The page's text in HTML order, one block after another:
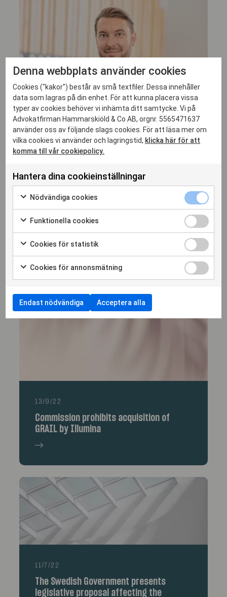
Erik Löfwall
DELÄGARE, ADVOKAT
+46 708 52 95 38
More articles
13/9/22
Commission prohibits acquisition of
GRAIL by Illumina
11/7/22
The Swedish Government presents
legislative proposal affecting the
Denna webbplats använder cookies
Cookies ("kakor") består av små textfiler. Dessa innehåller
data som lagras på din enhet. För att kunna placera vissa
typer av cookies behöver vi inhämta ditt samtycke. Vi på
Advokatfirman Hammarskiöld & Co AB, orgnr. 5565471637
använder oss av följande slags cookies. För att läsa mer om
vilka cookies vi använder och lagringstid, klicka här för att
komma till vår cookiepolicy.
Hantera dina cookieinställningar
Nödvändiga cookies
Funktionella cookies
Cookies för statistik
Cookies för annonsmätning
Endast nödvändiga Acceptera alla